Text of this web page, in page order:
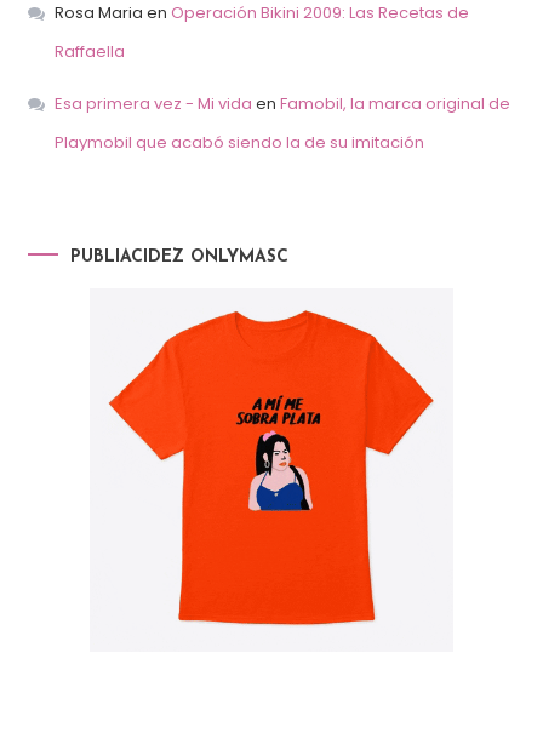
Rosa Maria en Operación Bikini 2009: Las Recetas de
Raffaella
Esa primera vez - Mi vida en Famobil, la marca original de
Playmobil que acabó siendo la de su imitación
PUBLIACIDEZ ONLYMASC